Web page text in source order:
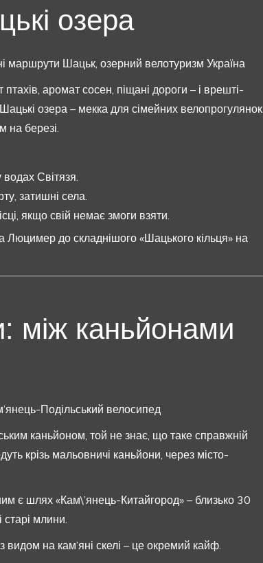
озера
маршрути Шацьк, озерний велотуризм Україна
аромат сосен, піщані дороги – і врешті-
озера – мекка для сімейних велопрогулянок,
на березі.
Світязя.
затишні села.
якщо свій немає змоги взяти.
Люцимер до складнішого «Шацького кільця» на
між каньйонами
Подільський велосипед
каньйоном, той не знає, що таке справжній
крізь мальовничі каньйони, через місто-
є шлях «Кам\’янець-Китайгород» – близько 30
млини.
видом на кам’яні скелі – це окремий кайф.